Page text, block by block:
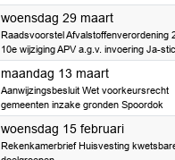
woensdag 29 maart2023
Raadsvoorstel Afvalstoffenverordening
10e wijziging APV a.g.v. invoering Ja-
maandag 13 maart2023
Aanwijzingsbesluit Wet voorkeursrecht
gemeenten inzake gronden Spoordok
woensdag 15 februari2023
Rekenkamerbrief Huisvesting